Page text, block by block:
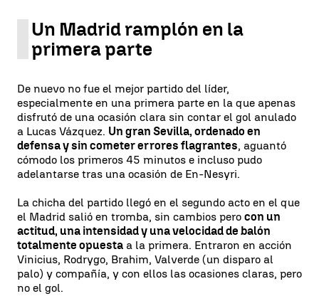
Un Madrid ramplón en la
primera parte
De nuevo no fue el mejor partido del líder,
especialmente en una primera parte en la que apenas
disfrutó de una ocasión clara sin contar el gol anulado
a Lucas Vázquez. Un gran Sevilla, ordenado en
defensa y sin cometer errores flagrantes, aguantó
cómodo los primeros 45 minutos e incluso pudo
adelantarse tras una ocasión de En-Nesyri.
La chicha del partido llegó en el segundo acto en el que
el Madrid salió en tromba, sin cambios pero con un
actitud, una intensidad y una velocidad de balón
totalmente opuesta a la primera. Entraron en acción
Vinicius, Rodrygo, Brahim, Valverde (un disparo al
palo) y compañía, y con ellos las ocasiones claras, pero
no el gol.